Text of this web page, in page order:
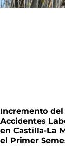
Incremento del
Accidentes
en Castilla-La
el Primer